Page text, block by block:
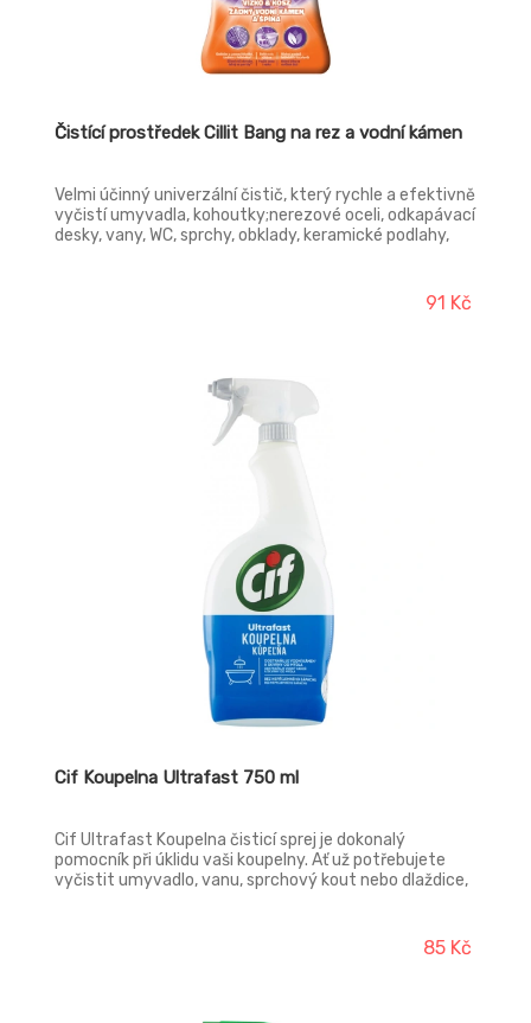
Čistící prostředek Cillit Bang na rez a vodní kámen
Velmi účinný univerzální čistič, který rychle a efektivně
vyčistí umyvadla, kohoutky;nerezové oceli, odkapávací
desky, vany, WC, sprchy, obklady, keramické podlahy,
91 Kč
Cif Koupelna Ultrafast 750 ml
Cif Ultrafast Koupelna čisticí sprej je dokonalý
pomocník při úklidu vaši koupelny. Ať už potřebujete
vyčistit umyvadlo, vanu, sprchový kout nebo dlaždice,
koupelně a přitom zanechává povrchy zářivé a bez
nepříjemného zápachu. K odstranění odolné špíny
85 Kč